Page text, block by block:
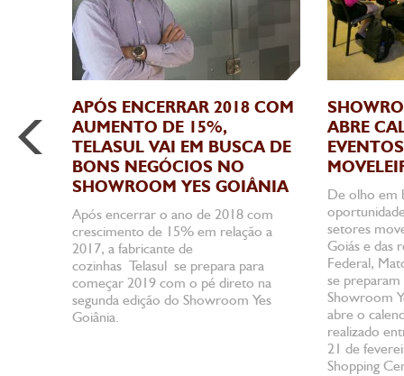
APÓS ENCERRAR 2018 COM
AUMENTO DE 15%,
TELASUL VAI EM BUSCA DE
BONS NEGÓCIOS NO
SHOWROOM YES GOIÂNIA
Após encerrar o ano de 2018 com
crescimento de 15% em relação a
2017, a fabricante de
cozinhas Telasul se prepara para
começar 2019 com o pé direto na
segunda edição do Showroom Yes
Goiânia.
ABRE
De olho em
setores
Goiás e das
Federal,
se preparam
Showroom
abre o
realizado
21 de
Shopping